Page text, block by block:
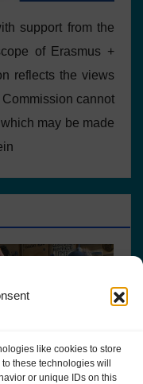
like cookies to store
these technologies will
or unique IDs on this
support from the
of Erasmus +
reflects the views
cannot
may be made